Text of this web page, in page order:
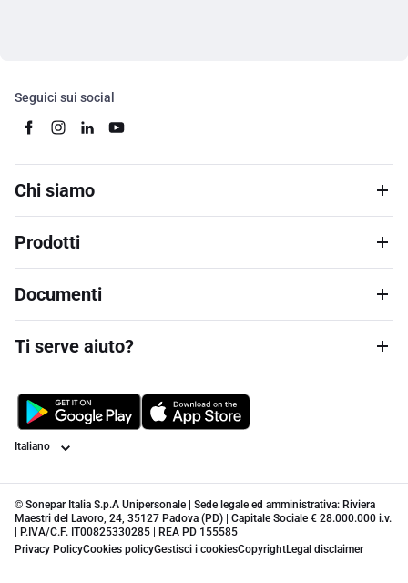
Seguici sui social
Chi siamo
Prodotti
Documenti
Ti serve aiuto?
Lingua
© Sonepar Italia S.p.A Unipersonale | Sede legale ed amministrativa: Riviera
Maestri del Lavoro, 24, 35127 Padova (PD) | Capitale Sociale € 28.000.000 i.v.
| P.IVA/C.F. IT00825330285 | REA PD 155585
Privacy PolicyCookies policyGestisci i cookiesCopyrightLegal disclaimer